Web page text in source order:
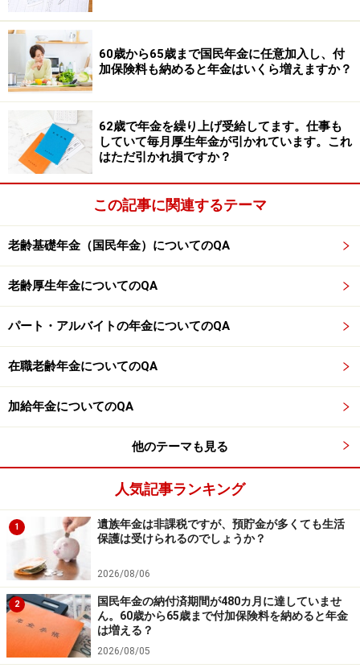
め、本人の負担は8967円となり、毎月の給与から天引き
されます。
ちなみに、社会保険（健康保険・厚生年金保険）に加入
以上の人は介護保険料も天引きされます。相談者の場合
は、5792円が健康保険料・介護保険料として天引きされ
ます。よって、8967円（厚生年金保険料）＋5792円（健
康保険料と介護保険料）の合計1万4759円が社会保険料
として給与から天引きされます。
参照：令和5年3月分（4月納付分）からの健康保険・厚
生年金保険の保険料額表（東京都）
kenryouritu/r5/ippan/r50213tokyo.pdf
※年金プチ相談コーナーに取り上げてほしい質問がある
人はこちらから応募するか、コメント欄への書き込みを
お願いします。
監修・文／深川 弘恵（ファイナンシャルプランナー）
※記事内容は執筆時点のものです。最新の内容をご確認くださ
い。
本記事の内容は一般的な情報提供を目的としており、特定の金融
商品や投資行動を推奨するものではありません。
投資や資産運用に関する最終的なご判断はご自身の責任において
行ってください。
掲載情報の正確性・完全性については十分に配慮しております
が、その内容を保証するものではなく、これに基づく損失・損害
などについて当社は一切の責任を負いません。
最新の情報や詳細については、必ず各金融機関やサービス提供者
の公式情報をご確認ください。
60歳から65歳まで国民年金に任意加入し、付
加保険料も納めると年金はいくら増えますか？
62歳で年金を繰り上げ受給してます。仕事も
していて毎月厚生年金が引かれています。これ
はただ引かれ損ですか？
この記事に関連するテーマ
老齢基礎年金（国民年金）についてのQA
老齢厚生年金についてのQA
パート・アルバイトの年金についてのQA
在職老齢年金についてのQA
加給年金についてのQA
他のテーマも見る
人気記事ランキング
1
遺族年金は非課税ですが、預貯金が多くても生活
保護は受けられるのでしょうか？
2026/08/06
2
国民年金の納付済期間が480カ月に達していませ
ん。60歳から65歳まで付加保険料を納めると年金
は増える？
2026/08/05